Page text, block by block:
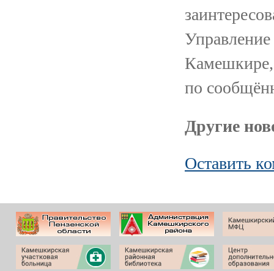
по
Другие
Оставить